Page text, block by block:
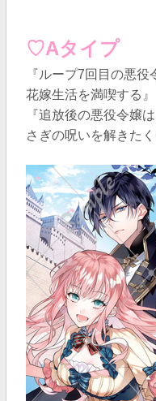
♡Aタイプ
『ループ7回目の悪
花嫁生活を満喫する』
『追放後の悪役令嬢
さぎの呪いを解きたく